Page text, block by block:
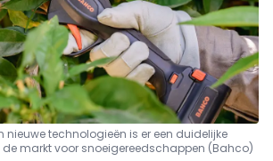
nieuwe technologieën is er een duidelijke
markt voor snoeigereedschappen (Bahco)